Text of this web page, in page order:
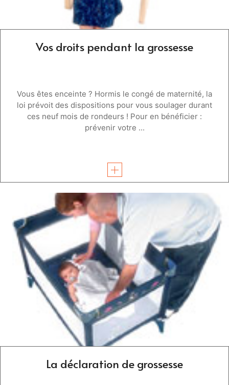
Vos droits pendant la grossesse
Vous êtes enceinte ? Hormis le congé de maternité, la
loi prévoit des dispositions pour vous soulager durant
ces neuf mois de rondeurs ! Pour en bénéficier :
prévenir votre ...
La déclaration de grossesse